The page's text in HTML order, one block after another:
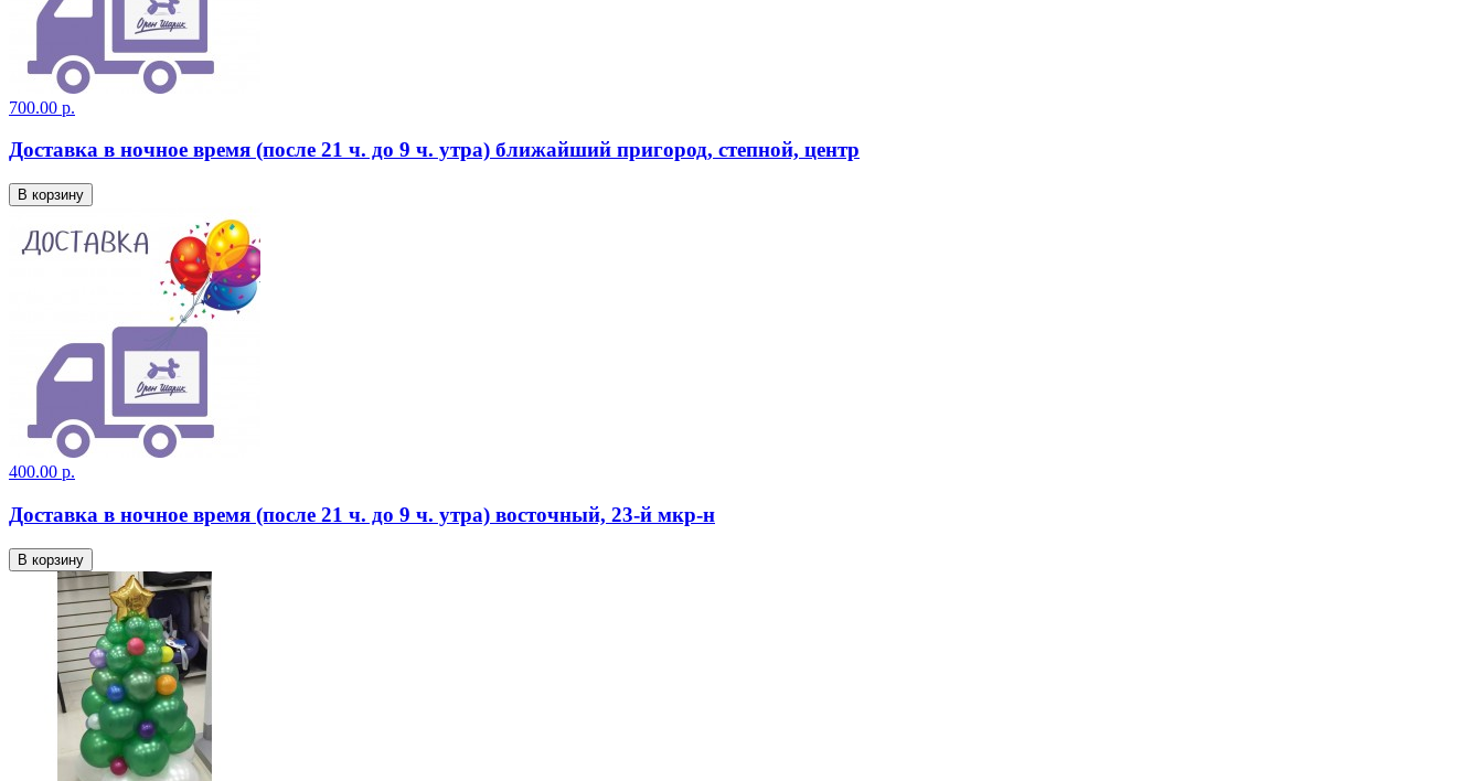
700.00 р.
Доставка в ночное время (после 21 ч. до 9 ч. утра) ближайший пригород, степной, центр
В корзину
400.00 р.
Доставка в ночное время (после 21 ч. до 9 ч. утра) восточный, 23-й мкр-н
В корзину